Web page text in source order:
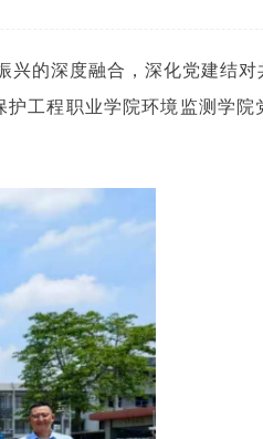
兴的深度融合，深化党建结对
工程职业学院环境监测学院